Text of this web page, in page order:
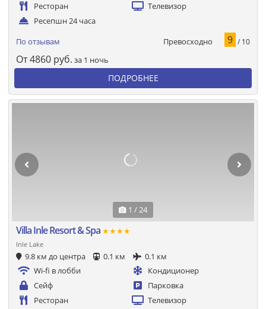
Ресторан
Телевизор
Ресепшн 24 часа
По отзывам Превосходно 9 / 10
От4860 руб. за 1 ночь
ПОДРОБНЕЕ
1 / 24
Villa Inle Resort & Spa ★★★★
Inle Lake
9.8 км до центра 0.1 км
0.1 км
Wi-fi в лобби
Кондиционер
Сейф
Парковка
Ресторан
Телевизор